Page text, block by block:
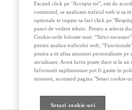
Facand click pe "Accepta tot", esti de
continutul, sa analizam traficul web si sa
optionale te rugam sa faci click pe
punct de vedere tehnic. Pentru a selecta
Cookie-urile folosite sunt: “Strict
pentru analiza traficului web;
pentru a iti afisa anunturi personalizate
socializare. Acest lucru poate duce si la
Informatii suplimentare pot fi gasite in
moment, accesand pagina "Setari cookie-
Setari cookie-uri